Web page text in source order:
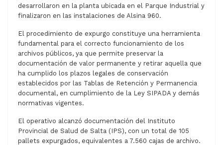
desarrollaron en la planta ubicada en el Parque Industrial y
finalizaron en las instalaciones de Alsina 960.
El procedimiento de expurgo constituye una herramienta
fundamental para el correcto funcionamiento de los
archivos públicos, ya que permite preservar la
documentación de valor permanente y retirar aquella que
ha cumplido los plazos legales de conservación
establecidos por las Tablas de Retención y Permanencia
documental, en cumplimiento de la Ley SIPADA y demás
normativas vigentes.
El operativo alcanzó documentación del Instituto
Provincial de Salud de Salta (IPS), con un total de 105
pallets expurgados, equivalentes a 7.560 cajas de archivo.